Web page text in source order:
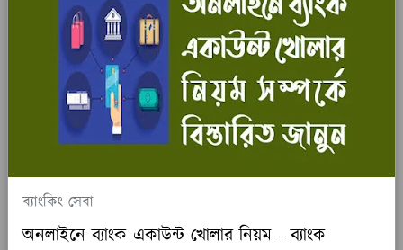
ব্যাংকিং সেবা
অনলাইনে ব্যাংক একাউন্ট খোলার নিয়ম - ব্যাংক